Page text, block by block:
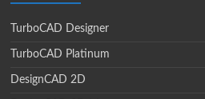
TurboCAD Designer
TurboCAD Platinum
DesignCAD 2D